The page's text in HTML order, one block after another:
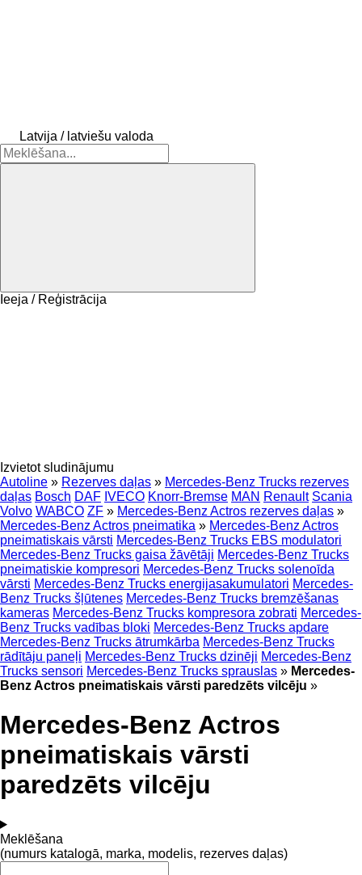
Latvija / latviešu valoda
Ieeja / Reģistrācija
Izvietot sludinājumu
Autoline » Rezerves daļas » Mercedes-Benz Trucks rezerves
daļas Bosch DAF IVECO Knorr-Bremse MAN Renault Scania
Volvo WABCO ZF » Mercedes-Benz Actros rezerves daļas »
Mercedes-Benz Actros pneimatika » Mercedes-Benz Actros
pneimatiskais vārsti Mercedes-Benz Trucks EBS modulatori
Mercedes-Benz Trucks gaisa žāvētāji Mercedes-Benz Trucks
pneimatiskie kompresori Mercedes-Benz Trucks solenoīda
vārsti Mercedes-Benz Trucks energijasakumulatori Mercedes-
Benz Trucks šļūtenes Mercedes-Benz Trucks bremzēšanas
kameras Mercedes-Benz Trucks kompresora zobrati Mercedes-
Benz Trucks vadības bloki Mercedes-Benz Trucks apdare
Mercedes-Benz Trucks ātrumkārba Mercedes-Benz Trucks
rādītāju paneļi Mercedes-Benz Trucks dzinēji Mercedes-Benz
Trucks sensori Mercedes-Benz Trucks sprauslas » Mercedes-
Benz Actros pneimatiskais vārsti paredzēts vilcēju »
Mercedes-Benz Actros
pneimatiskais vārsti
paredzēts vilcēju
Meklēšana
(numurs katalogā, marka, modelis, rezerves daļas)